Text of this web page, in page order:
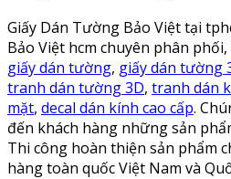
Giấy Dán Tường Bảo Việt tại
Bảo Việt hcm chuyên phân
giấy dán tường, giấy dán tường
tranh dán tường 3D, tranh dán
mặt, decal dán kính cao cấp.
đến khách hàng những sản
Thi công hoàn thiện sản phẩm
hàng toàn quốc Việt Nam và